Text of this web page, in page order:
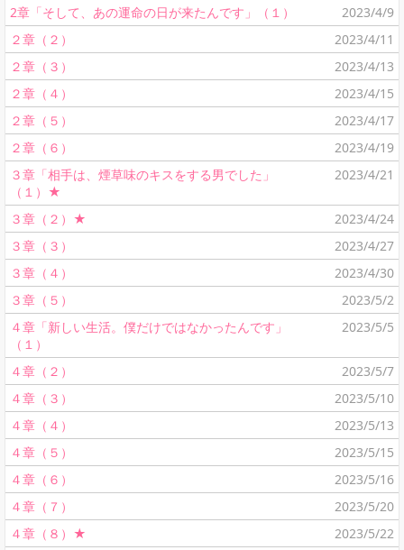
2章「そして、あの運命の日が来たんです」（１）
2023/4/9
２章（２）
2023/4/11
２章（３）
2023/4/13
２章（４）
2023/4/15
２章（５）
2023/4/17
２章（６）
2023/4/19
３章「相手は、煙草味のキスをする男でした」
（１）★
2023/4/21
３章（２）★
2023/4/24
３章（３）
2023/4/27
３章（４）
2023/4/30
３章（５）
2023/5/2
４章「新しい生活。僕だけではなかったんです」
（１）
2023/5/5
４章（２）
2023/5/7
４章（３）
2023/5/10
４章（４）
2023/5/13
４章（５）
2023/5/15
４章（６）
2023/5/16
４章（７）
2023/5/20
４章（８）★
2023/5/22